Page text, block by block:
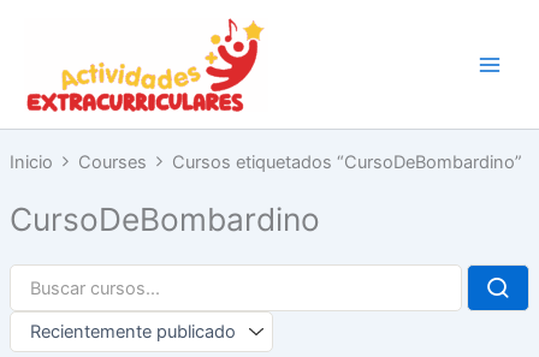
contenido
Inicio Courses Cursos etiquetados “CursoDeBombardino”
CursoDeBombardino